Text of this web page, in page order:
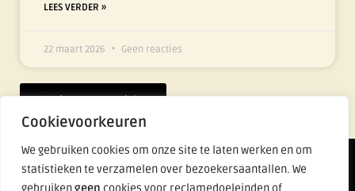
Cookievoorkeuren
We gebruiken cookies om onze site te laten werken en om
statistieken te verzamelen over bezoekersaantallen. We
gebruikengeen cookies voor reclamedoeleinden of
LEES VERDER »
22 maart 2026 Geen reacties
Nieuws overzicht
Lijst Fier